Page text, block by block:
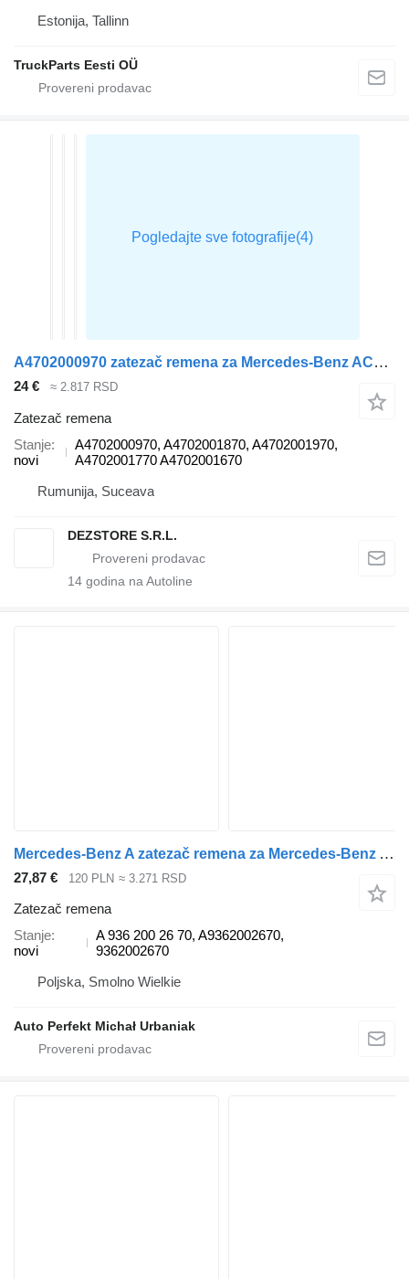
Estonija, Tallinn
TruckParts Eesti OÜ
A4702000970 zatezač remena za Mercedes-Benz ACTROS MP4 tegljača
24 € ≈ 2.817 RSD
Zatezač remena
Stanje
novi
A4702000970, A4702001870, A4702001970,
A4702001770 A4702001670
Rumunija, Suceava
DEZSTORE S.R.L.
14 godina na Autoline
Mercedes-Benz A zatezač remena za Mercedes-Benz Atego, Antos, Arocs, Unimog, Econic kamiona
27,87 € 120 PLN ≈ 3.271 RSD
Zatezač remena
Stanje
novi
A 936 200 26 70, A9362002670,
9362002670
Poljska, Smolno Wielkie
Auto Perfekt Michał Urbaniak